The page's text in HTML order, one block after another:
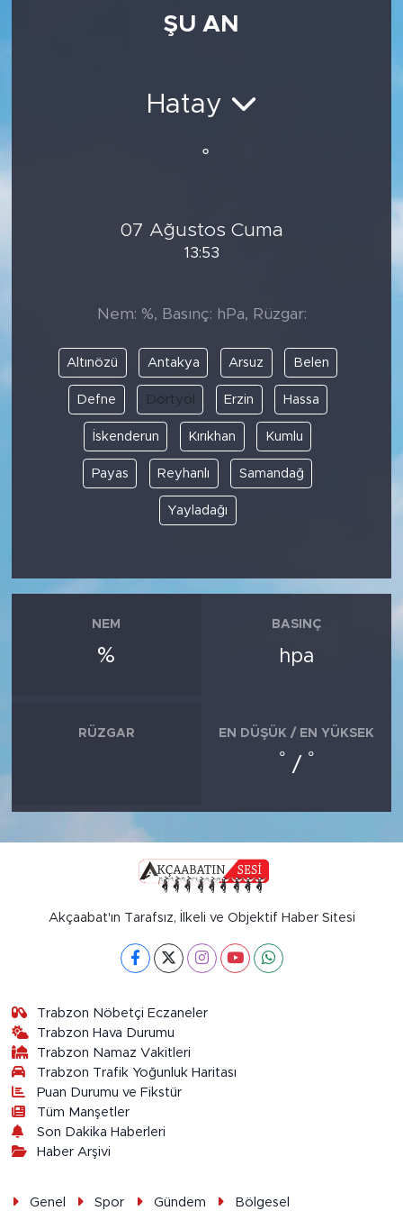
ŞU AN
Hatay
°
07 Ağustos Cuma
13:53
Nem: %, Basınç: hPa, Rüzgar:
Altınözü Antakya Arsuz Belen
Defne Dörtyol Erzin Hassa
İskenderun Kırıkhan Kumlu
Payas Reyhanlı Samandağ
Yayladağı
NEM
%
BASINÇ
hpa
RÜZGAR EN DÜŞÜK / EN YÜKSEK
° / °
Akçaabat'ın Tarafsız, İlkeli ve Objektif Haber Sitesi
Trabzon Nöbetçi Eczaneler
Trabzon Hava Durumu
Trabzon Namaz Vakitleri
Trabzon Trafik Yoğunluk Haritası
Puan Durumu ve Fikstür
Tüm Manşetler
Son Dakika Haberleri
Haber Arşivi
Genel Spor Gündem Bölgesel
Köşe Yazarları
Manşet
Ulusal Son Dakika Haberleri